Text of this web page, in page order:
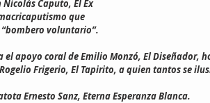
Caputo, El Ex
que
voluntario”.
apoyo coral de Emilio Monzó, El Diseñador,
Frigerio, El Tapirito, a quien tantos se
Ernesto Sanz, Eterna Esperanza Blanca.